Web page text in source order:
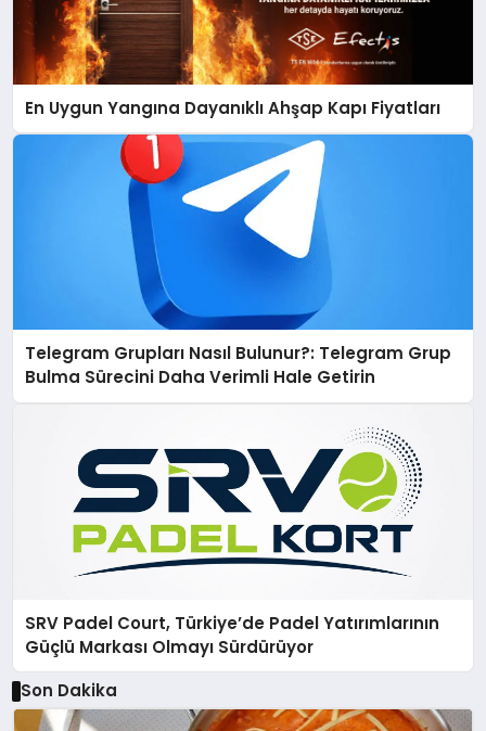
En Uygun Yangına Dayanıklı Ahşap Kapı Fiyatları
Telegram Grupları Nasıl Bulunur?: Telegram Grup
Bulma Sürecini Daha Verimli Hale Getirin
SRV Padel Court, Türkiye’de Padel Yatırımlarının
Güçlü Markası Olmayı Sürdürüyor
Son Dakika